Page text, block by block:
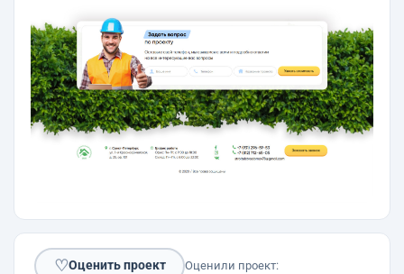
♡Оценить проект Оценили проект: